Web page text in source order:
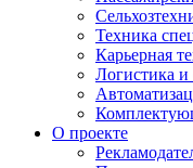
Техника
Карьерная
Логистика и
О проекте